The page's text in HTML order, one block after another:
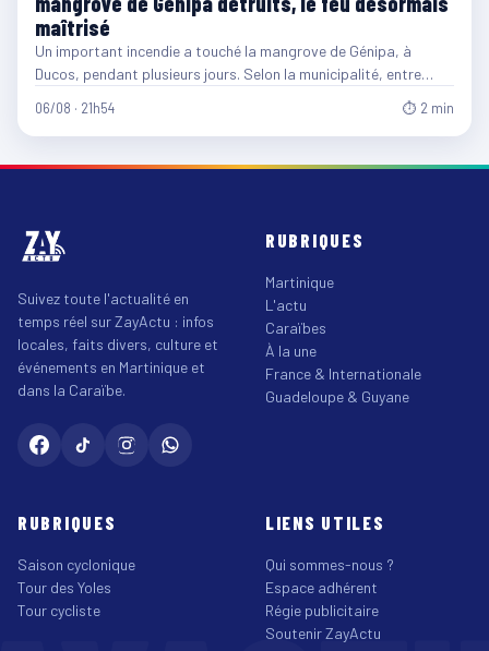
maîtrisé
Un important incendie a touché la mangrove de Génipa, à
Ducos, pendant plusieurs jours. Selon la municipalité, entre…
06/08 · 21h54 ⏱ 2 min
Suivez toute l'actualité en
temps réel sur ZayActu : infos
locales, faits divers, culture et
événements en Martinique et
dans la Caraïbe.
RUBRIQUES
Martinique
L'actu
Caraïbes
À la une
France & Internationale
Guadeloupe & Guyane
RUBRIQUES
Saison cyclonique
Tour des Yoles
Tour cycliste
LIENS UTILES
Qui sommes-nous ?
Espace adhérent
Régie publicitaire
Soutenir ZayActu